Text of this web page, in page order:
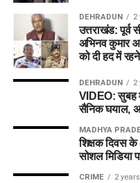
DEHRADUN 2
उत्तराखंड: पूर्व
अभिनव कुमार
को दी हद में
DEHRADUN 2
VIDEO: सुबह
सैनिक घयाल,
MADHYA
शिक्षक दिवस के
सोशल मिडिया
CRIME 2